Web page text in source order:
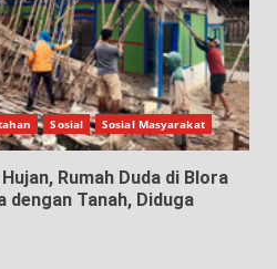
Sosial Sosial Masyarakat
Rumah Duda di Blora
dengan Tanah, Diduga